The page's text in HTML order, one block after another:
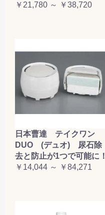
￥21,780 ～ ￥38,720
日本曹達 テイクワン
DUO (デュオ) 尿石除
去と防止が1つで可能に！
￥14,044 ～ ￥84,271